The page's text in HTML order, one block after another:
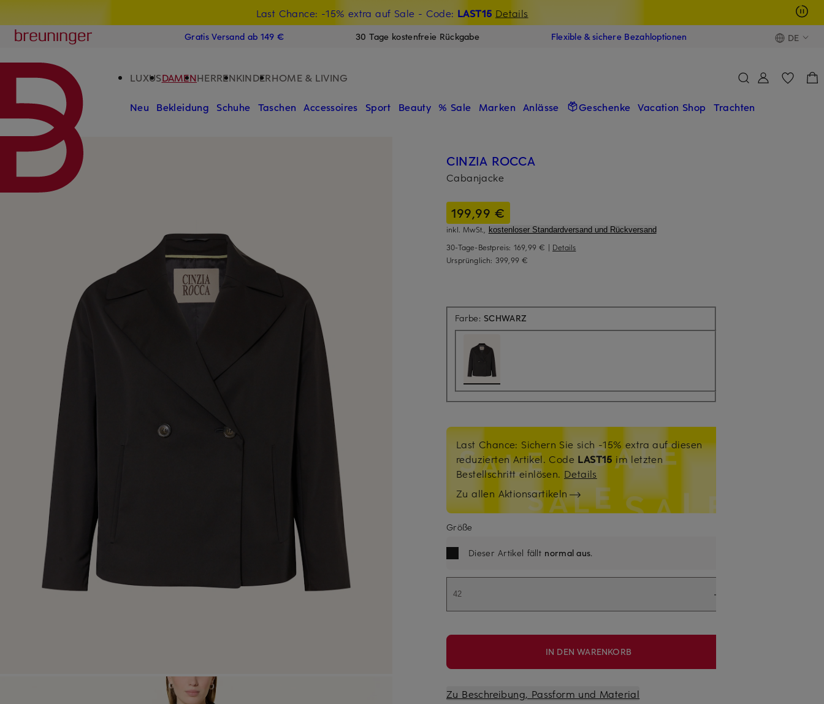
Last Chance: -15% extra auf Sale - Code: LAST15 Details
15€-Willkommensgutschein mit Beyond sichern
Breuninger
Gratis Versand ab 149 € 30 Tage kostenfreie Rückgabe Flexible & sichere Bezahloptionen DE
LUXUSDAMENHERRENKINDERHOME & LIVING
Neu Bekleidung Schuhe Taschen Accessoires Sport Beauty % Sale Marken Anlässe Geschenke Vacation Shop Trachten
CINZIA ROCCA
Cabanjacke
199,99 €
inkl. MwSt., kostenloser Standardversand und Rückversand
30-Tage-Bestpreis: 169,99 € | Details
Ursprünglich: 399,99 €
Farbe: SCHWARZ
Last Chance: Sichern Sie sich -15% extra auf diesen
reduzierten Artikel. Code LAST15 im letzten
Bestellschritt einlösen. Details
Zu allen Aktionsartikeln
Größe
Dieser Artikel fällt normal aus.
42
IN DEN WARENKORB
Zu Beschreibung, Passform und Material